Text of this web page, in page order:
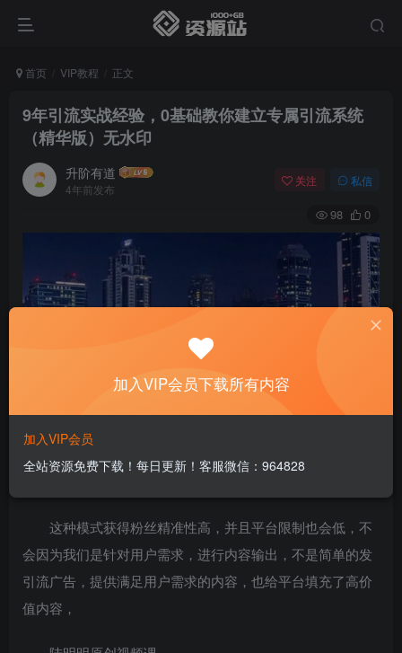
首页 VIP教程 正文
9年引流实战经验，0基础教你建立专属引流系统
（精华版）无水印
升阶有道
4年前发布
关注 私信
98 0
这种模式获得粉丝精准性高，并且平台限制也会低，不
会因为我们是针对用户需求，进行内容输出，不是简单的发
引流广告，提供满足用户需求的内容，也给平台填充了高价
值内容，
加入VIP会员下载所有内容
加入VIP会员
全站资源免费下载！每日更新！客服微信：964828